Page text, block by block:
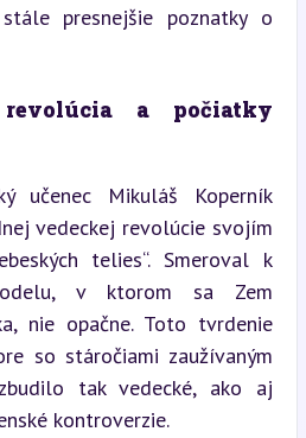
presnejšie poznatky o
revolúcia a počiatky
učenec Mikuláš Koperník
vedeckej revolúcie svojím
telies“. Smeroval k
v ktorom sa Zem
nie opačne. Toto tvrdenie
so stáročiami zaužívaným
tak vedecké, ako aj
kontroverzie.